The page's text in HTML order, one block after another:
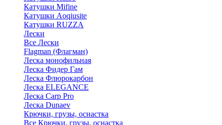
Катушки Mifine
Катушки Aoqiusite
Катушки RUZZA
Лески
Все Лески
Flagman (Флагман)
Леска монофильная
Леска Фидер Гам
Леска Флюрокарбон
Леска ELEGANCE
Леска Carp Pro
Леска Dunaev
Крючки, грузы, оснастка
Все Крючки, грузы, оснастка